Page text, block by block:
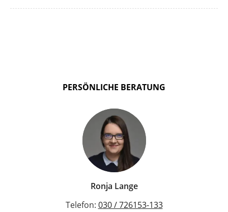
PERSÖNLICHE BERATUNG
Ronja Lange
Telefon: 030 / 726153-133